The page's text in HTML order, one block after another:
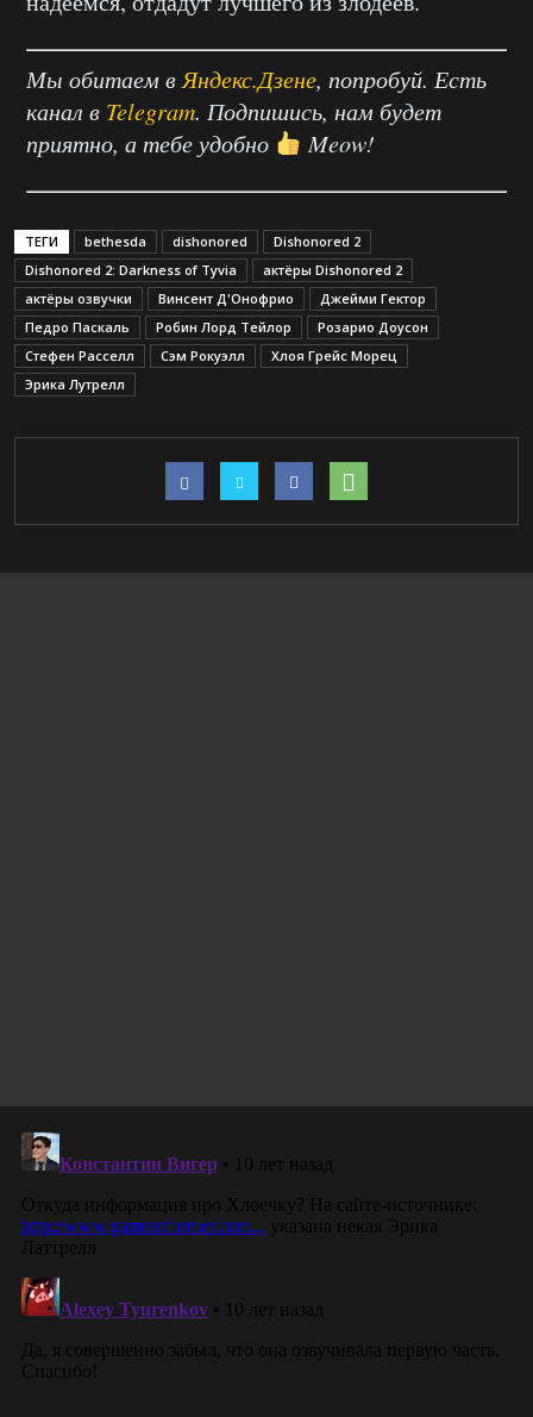
Мы обитаем вЯндекс.Дзене, попробуй. Есть
канал в Telegram. Подпишись, нам будет
приятно, а тебе удобно
Meow!
ТЕГИ bethesda dishonored
Dishonored 2
Dishonored 2: Darkness of Tyvia
актёры Dishonored 2
актёры озвучки
Винсент Д'Онофрио
Джейми Гектор
Педро Паскаль
Робин Лорд Тейлор
Розарио Доусон
Стефен Расселл
Сэм Рокуэлл
Хлоя Грейс Морец
Эрика Лутрелл